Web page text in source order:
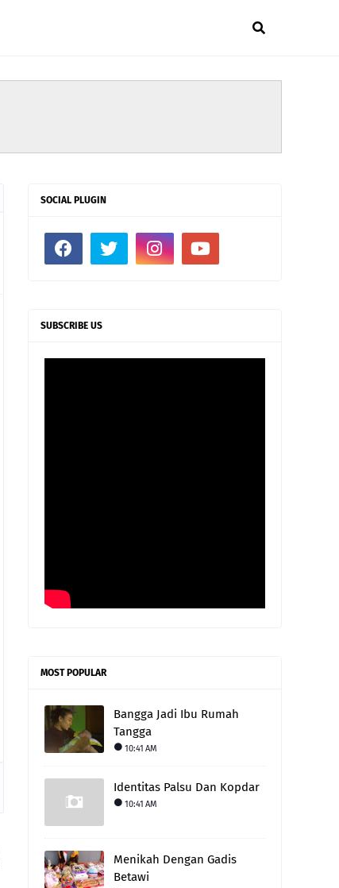
SOCIAL PLUGIN
SUBSCRIBE US
MOST POPULAR
Bangga Jadi Ibu Rumah
Tangga
10:41 AM
Identitas Palsu Dan Kopdar
10:41 AM
Menikah Dengan Gadis
Betawi